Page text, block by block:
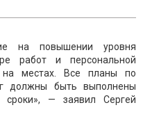
на повышении уровня
работ и персональной
на местах. Все планы по
должны быть выполнены
сроки», — заявил Сергей